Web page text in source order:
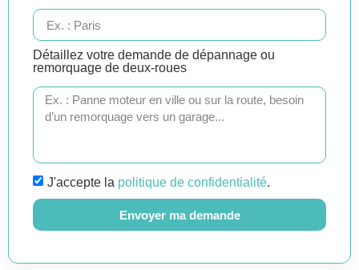
Détaillez votre demande de dépannage ou
remorquage de deux-roues
J'accepte la politique de confidentialité.
Envoyer ma demande